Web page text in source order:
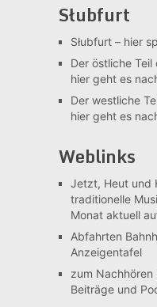
Słubfurt
Słubfurt –hier
Der östliche
hier geht es
Der westliche
hier geht es
Weblinks
Jetzt, Heut und
traditionelle
Monat aktuell
Abfahrten
Anzeigentafel
zum Nachhören
Beiträge und